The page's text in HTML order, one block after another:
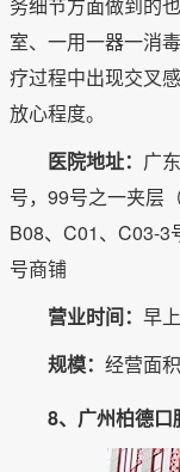
室、一用一器一消
疗过程中出现交叉
放心程度。
医院地址： 广
号，99号之一夹层
B08、C01、C03-3
号商铺
营业时间： 早
规模： 经营面
8、广州柏德口